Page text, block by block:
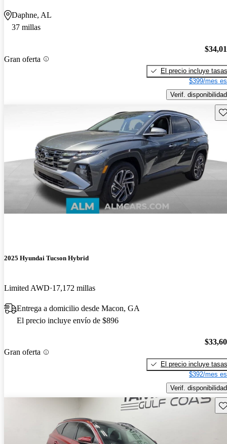
Daphne, AL
37 millas
Gran oferta
El precio incluye tasas
$399/mes
Verif. disponibilidad
2025 Hyundai Tucson Hybrid
Limited AWD 17,172 millas
Entrega a domicilio desde Macon, GA
El precio incluye envío de $896
Gran oferta
El precio incluye tasas
$392/mes
Verif. disponibilidad